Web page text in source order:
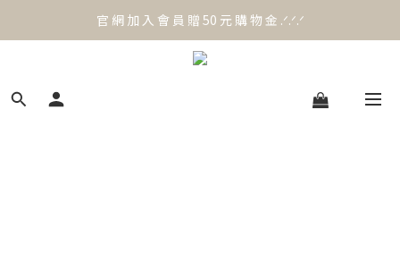
官 網 加 入 會 員 贈 50 元 購 物 金 .ᐟ.ᐟ.ᐟ
官 網 加 入 會 員 贈 50 元 購 物 金 .ᐟ.ᐟ.ᐟ
⟡.·*. 滿 NT.1000 免 運 費 ꔛ♡